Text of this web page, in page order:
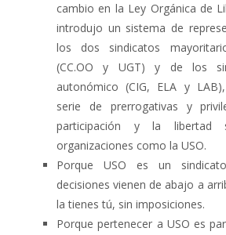
cambio en la Ley Orgánica de
introdujo un sistema de
los dos sindicatos
(CC.OO y UGT) y de los
autonómico (CIG, ELA y
serie de prerrogativas y
participación y la libertad
organizaciones como la USO.
Porque USO es un
decisiones vienen de abajo a
la tienes tú, sin imposiciones.
Porque pertenecer a USO es